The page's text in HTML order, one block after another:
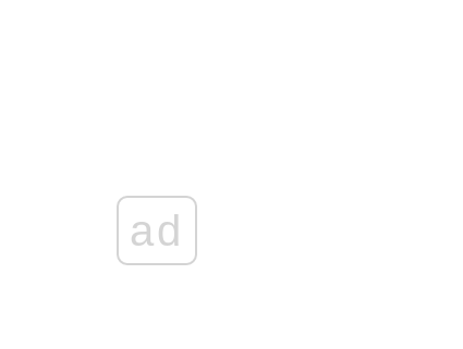
ad